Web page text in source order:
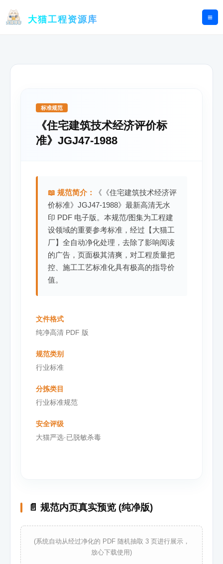
大猫工程资源库
标准规范
《住宅建筑技术经济评价标
准》JGJ47-1988
📖 规范简介：
《《住宅建筑技术经济评
价标准》JGJ47-1988》最新高清无水
印 PDF 电子版。本规范/图集为工程建
设领域的重要参考标准，经过【大猫工
厂】全自动净化处理，去除了影响阅读
的广告，页面极其清爽，对工程质量把
控、施工工艺标准化具有极高的指导价
值。
文件格式
纯净高清 PDF 版
规范类别
行业标准
分拣类目
行业标准规范
安全评级
大猫严选·已脱敏杀毒
📄 规范内页真实预览 (纯净版)
(系统自动从经过净化的 PDF 随机抽取 3 页进行展示，
放心下载使用)